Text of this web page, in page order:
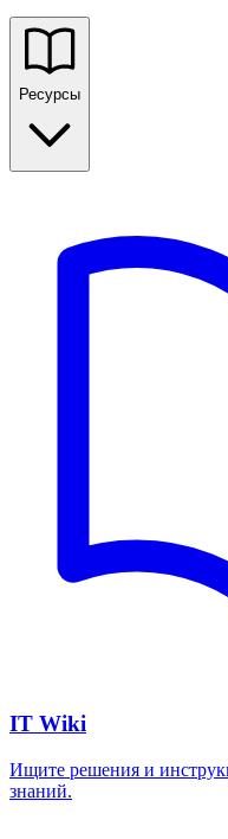
Ресурсы
IT Wiki
Ищите решения и
знаний.